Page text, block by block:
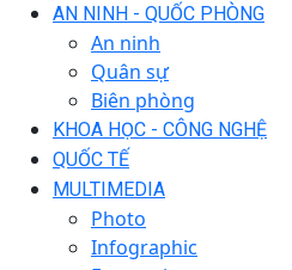
AN NINH - QUỐC PHÒNG
An ninh
Quân sự
Biên phòng
KHOA HỌC - CÔNG NGHỆ
QUỐC TẾ
MULTIMEDIA
Photo
Infographic